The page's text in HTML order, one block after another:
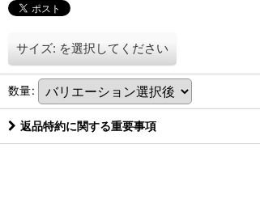
サイズ: を選択してください
数量:
返品特約に関する重要事項